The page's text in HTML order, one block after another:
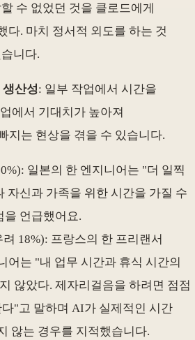
수 없었던 것을 클로드에게
다. 마치 정서적 외도를 하는 것
니다.
산성: 일부 작업에서 시간을
에서 기대치가 높아져
지는 현상을 겪을 수 있습니다.
일본의 한 엔지니어는 "더 일찍
자신과 가족을 위한 시간을 가질 수
언급했어요.
려 18%): 프랑스의 한 프리랜서
어는 "내 업무 시간과 휴식 시간의
않았다. 제자리걸음을 하려면 점점
"고 말하며 AI가 실제적인 시간
않는 경우를 지적했습니다.